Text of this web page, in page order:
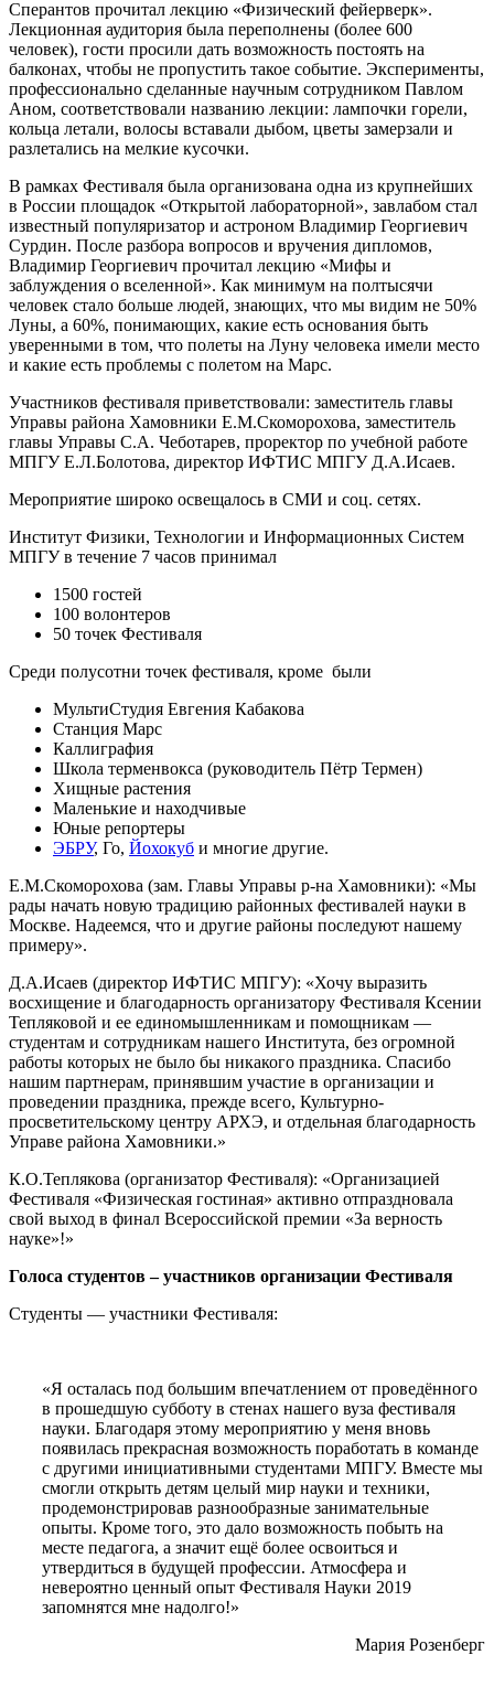
Сперантов прочитал лекцию «Физический фейерверк».
Лекционная аудитория была переполнены (более 600
человек), гости просили дать возможность постоять на
балконах, чтобы не пропустить такое событие. Эксперименты,
профессионально сделанные научным сотрудником Павлом
Аном, соответствовали названию лекции: лампочки горели,
кольца летали, волосы вставали дыбом, цветы замерзали и
разлетались на мелкие кусочки.
В рамках Фестиваля была организована одна из крупнейших
в России площадок «Открытой лабораторной», завлабом стал
известный популяризатор и астроном Владимир Георгиевич
Сурдин. После разбора вопросов и вручения дипломов,
Владимир Георгиевич прочитал лекцию «Мифы и
заблуждения о вселенной». Как минимум на полтысячи
человек стало больше людей, знающих, что мы видим не 50%
Луны, а 60%, понимающих, какие есть основания быть
уверенными в том, что полеты на Луну человека имели место
и какие есть проблемы с полетом на Марс.
Участников фестиваля приветствовали: заместитель главы
Управы района Хамовники Е.М.Скоморохова, заместитель
главы Управы С.А. Чеботарев, проректор по учебной работе
МПГУ Е.Л.Болотова, директор ИФТИС МПГУ Д.А.Исаев.
Мероприятие широко освещалось в СМИ и соц. сетях.
Институт Физики, Технологии и Информационных Систем
МПГУ в течение 7 часов принимал
1500 гостей
100 волонтеров
50 точек Фестиваля
Среди полусотни точек фестиваля, кроме были
МультиСтудия Евгения Кабакова
Станция Марс
Каллиграфия
Школа терменвокса (руководитель Пётр Термен)
Хищные растения
Маленькие и находчивые
Юные репортеры
ЭБРУ, Го, Йохокуб и многие другие.
Е.М.Скоморохова (зам. Главы Управы р-на Хамовники): «Мы
рады начать новую традицию районных фестивалей науки в
Москве. Надеемся, что и другие районы последуют нашему
примеру».
Д.А.Исаев (директор ИФТИС МПГУ): «Хочу выразить
восхищение и благодарность организатору Фестиваля Ксении
Тепляковой и ее единомышленникам и помощникам —
студентам и сотрудникам нашего Института, без огромной
работы которых не было бы никакого праздника. Спасибо
нашим партнерам, принявшим участие в организации и
проведении праздника, прежде всего, Культурно-
просветительскому центру АРХЭ, и отдельная благодарность
Управе района Хамовники.»
К.О.Теплякова (организатор Фестиваля): «Организацией
Фестиваля «Физическая гостиная» активно отпраздновала
свой выход в финал Всероссийской премии «За верность
науке»!»
Голоса студентов – участников организации Фестиваля
Студенты — участники Фестиваля:
«Я осталась под большим впечатлением от проведённого
в прошедшую субботу в стенах нашего вуза фестиваля
науки. Благодаря этому мероприятию у меня вновь
появилась прекрасная возможность поработать в команде
с другими инициативными студентами МПГУ. Вместе мы
смогли открыть детям целый мир науки и техники,
продемонстрировав разнообразные занимательные
опыты. Кроме того, это дало возможность побыть на
месте педагога, а значит ещё более освоиться и
утвердиться в будущей профессии. Атмосфера и
невероятно ценный опыт Фестиваля Науки 2019
запомнятся мне надолго!»
Мария Розенберг